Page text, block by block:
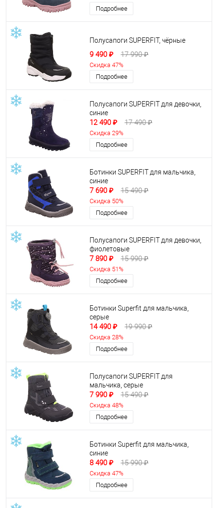
Подробнее
Полусапоги SUPERFIT, чёрные
9 490 ₽ 17 990 ₽
Скидка 47%
Подробнее
Полусапоги SUPERFIT для девочки,
синие
12 490 ₽ 17 490 ₽
Скидка 29%
Подробнее
Ботинки SUPERFIT для мальчика,
синие
7 690 ₽ 15 490 ₽
Скидка 50%
Подробнее
Полусапоги SUPERFIT для девочки,
фиолетовые
7 890 ₽ 15 990 ₽
Скидка 51%
Подробнее
Ботинки Superfit для мальчика,
серые
14 490 ₽ 19 990 ₽
Скидка 28%
Подробнее
Полусапоги SUPERFIT для
мальчика, серые
7 990 ₽ 15 490 ₽
Скидка 48%
Подробнее
Ботинки Superfit для мальчика,
синие
8 490 ₽ 15 990 ₽
Скидка 47%
Подробнее